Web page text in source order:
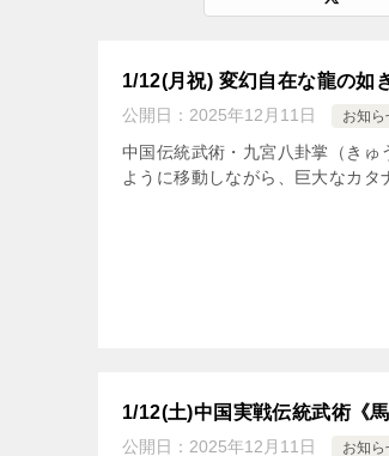
1/12(月祝) 変幻自在な龍の如
公開日： 2025年12月11日 お知ら
中国伝統武術・九宮八卦掌（きゅ
ように移動しながら、巨大なカ
1/12(土)中国実戦伝統武術《
公開日： 2025年12月11日 お知ら